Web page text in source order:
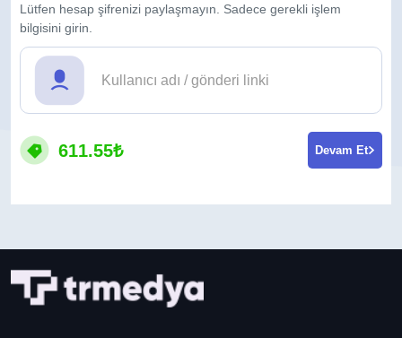
Lütfen hesap şifrenizi paylaşmayın. Sadece gerekli işlem
bilgisini girin.
611.55₺ Devam Et